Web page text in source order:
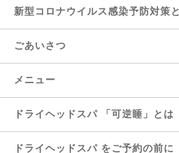
新型コロナウイルス感染予防対策
ごあいさつ
メニュー
ドライヘッドスパ 「可逆睡」とは
ドライヘッドスパ をご予約の前に